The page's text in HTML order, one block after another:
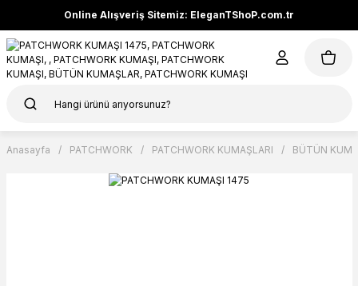
Online Alışveriş Sitemiz: EleganTShoP.com.tr
Anasayfa PATCHWORK PATCHWORK KUMAŞLARI BÜTÜN